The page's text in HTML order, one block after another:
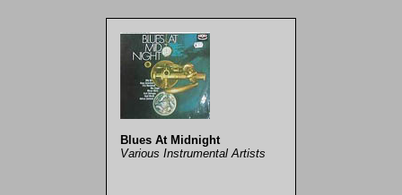
Blues At Midnight
Various Instrumental Artists